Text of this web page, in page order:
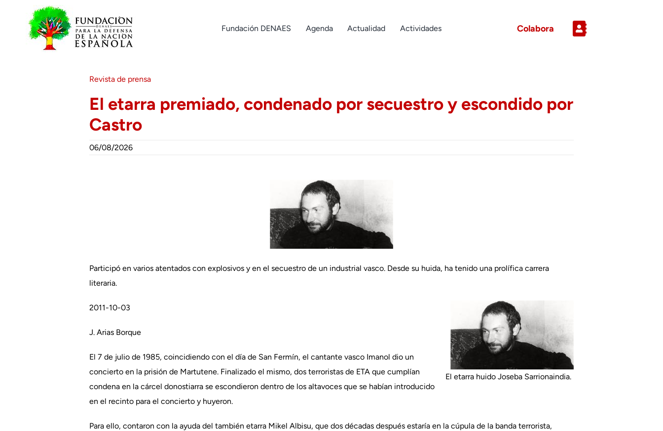
contenido
Fundación DENAES Agenda Actualidad Actividades Colabora
Revista de prensa
El etarra premiado, condenado por secuestro y escondido por
Castro
06/08/2026
Participó en varios atentados con explosivos y en el secuestro de un industrial vasco. Desde su huida, ha tenido una prolífica carrera
literaria.
El etarra huido Joseba Sarrionaindia.
2011-10-03
J. Arias Borque
El 7 de julio de 1985, coincidiendo con el día de San Fermín, el cantante vasco Imanol dio un
concierto en la prisión de Martutene. Finalizado el mismo, dos terroristas de ETA que cumplían
condena en la cárcel donostiarra se escondieron dentro de los altavoces que se habían introducido
en el recinto para el concierto y huyeron.
Para ello, contaron con la ayuda del también etarra Mikel Albisu, que dos décadas después estaría en la cúpula de la banda terrorista,